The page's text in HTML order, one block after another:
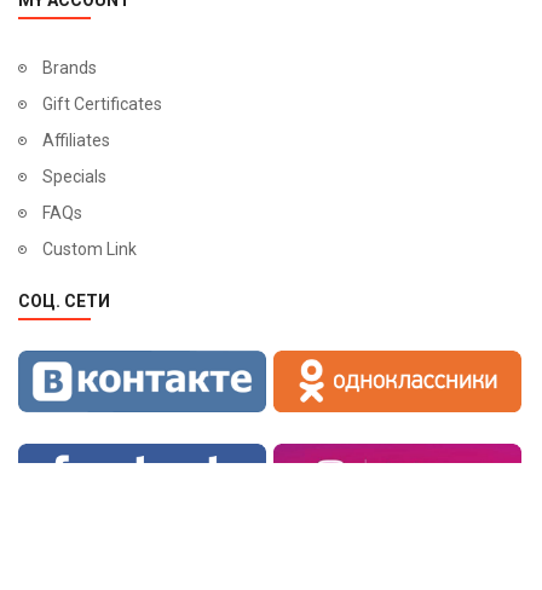
Brands
Gift Certificates
Affiliates
Specials
FAQs
Custom Link
СОЦ. СЕТИ